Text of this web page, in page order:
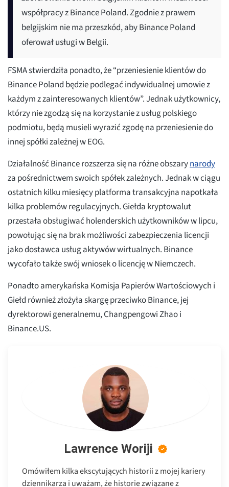
współpracy z Binance Poland. Zgodnie z prawem
belgijskim nie ma przeszkód, aby Binance Poland
oferował usługi w Belgii.
FSMA stwierdziła ponadto, że “przeniesienie klientów do
Binance Poland będzie podlegać indywidualnej umowie z
każdym z zainteresowanych klientów”. Jednak użytkownicy,
którzy nie zgodzą się na korzystanie z usług polskiego
podmiotu, będą musieli wyrazić zgodę na przeniesienie do
innej spółki zależnej w EOG.
Działalność Binance rozszerza się na różne obszarynarody
za pośrednictwem swoich spółek zależnych. Jednak w ciągu
ostatnich kilku miesięcy platforma transakcyjna napotkała
kilka problemów regulacyjnych. Giełda kryptowalut
przestała obsługiwać holenderskich użytkowników w lipcu,
powołując się na brak możliwości zabezpieczenia licencji
jako dostawca usług aktywów wirtualnych. Binance
wycofało także swój wniosek o licencję w Niemczech.
Ponadto amerykańska Komisja Papierów Wartościowych i
Giełd również złożyła skargę przeciwko Binance, jej
dyrektorowi generalnemu, Changpengowi Zhao i
Binance.US.
Lawrence Woriji
Omówiłem kilka ekscytujących historii z mojej kariery
dziennikarza i uważam, że historie związane z